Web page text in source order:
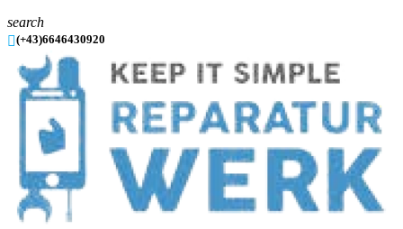
search
(+43)6646430920